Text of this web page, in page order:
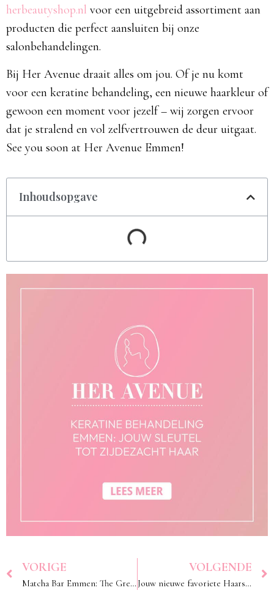
herbeautyshop.nl voor een uitgebreid assortiment aan
producten die perfect aansluiten bij onze
salonbehandelingen.​
Bij Her Avenue draait alles om jou. Of je nu komt
voor een keratine behandeling, een nieuwe haarkleur of
gewoon een moment voor jezelf – wij zorgen ervoor
dat je stralend en vol zelfvertrouwen de deur uitgaat.
See you soon at Her Avenue Emmen!​
Inhoudsopgave
VORIGE
Matcha Bar Emmen: The Green Power You Need!
VOLGENDE
Jouw nieuwe favoriete Haarstylist in Emmen: Her Avenue opent haar deuren